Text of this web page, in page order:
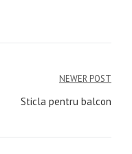
NEWER POST
Sticla pentru balcon